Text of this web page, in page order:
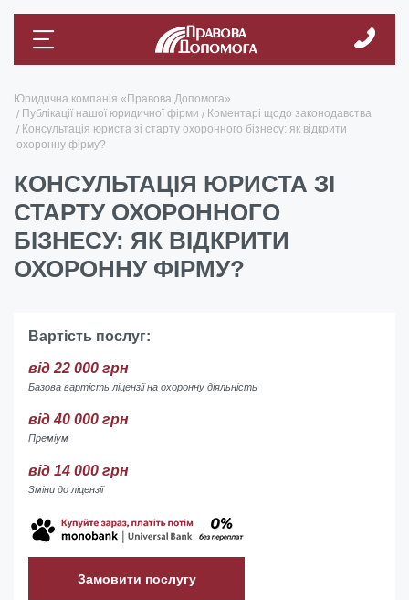
Юридична компанія «Правова Допомога»
Публікації нашої юридичної фірми
Коментарі щодо законодавства
Консультація юриста зі старту охоронного бізнесу: як відкрити
охоронну фірму?
КОНСУЛЬТАЦІЯ ЮРИСТА ЗІ
СТАРТУ ОХОРОННОГО
БІЗНЕСУ: ЯК ВІДКРИТИ
ОХОРОННУ ФІРМУ?
Вартість послуг:
від 22 000 грн
Базова вартість ліцензії на охоронну діяльність
від 40 000 грн
Преміум
від 14 000 грн
Зміни до ліцензії
Замовити послугу